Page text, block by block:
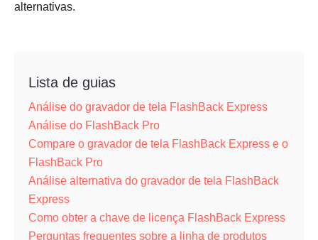
alternativas.
Lista de guias
Análise do gravador de tela FlashBack Express
Análise do FlashBack Pro
Compare o gravador de tela FlashBack Express e o
FlashBack Pro
Análise alternativa do gravador de tela FlashBack
Express
Como obter a chave de licença FlashBack Express
Perguntas frequentes sobre a linha de produtos